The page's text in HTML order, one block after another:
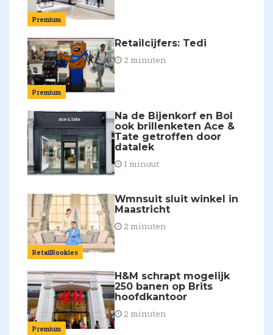
Premium
Premium
Retailcijfers: Tedi
2 minuten
Na de Bijenkorf en Bol
ook brillenketen Ace &
Tate getroffen door
datalek
1 minuut
RetailRookies
Wmnsuit sluit winkel in
Maastricht
2 minuten
Premium
H&M schrapt mogelijk
250 banen op Brits
hoofdkantoor
2 minuten